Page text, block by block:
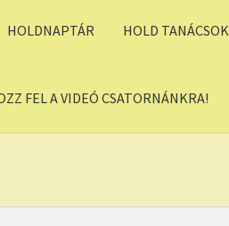
HOLDNAPTÁR HOLD TANÁCSOK
FEL A VIDEÓ CSATORNÁNKRA!